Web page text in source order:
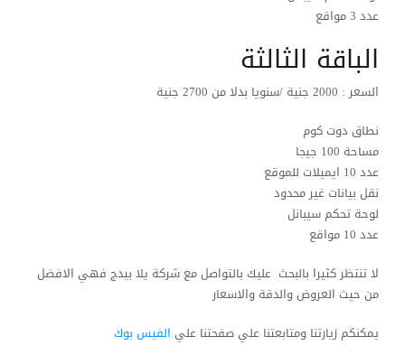
عدد 3 مواقع
الباقة الثالثة
السعر : 2000 جنية /سنويا بدلا من 2700 جنية
نطاق دوت كوم
مساحة 100 جيجا
عدد 10 ايميلات للموقع
نقل بيانات غير محدود
لوحة تحكم سيبانل
عدد 10 مواقع
لا تنتظر كثيرا بالبحث عليك بالتواصل مع شركة يلا بيدج فهي الافضل
من حيث العروض والدقة والاسعار
يمكنكم زيارتنا ومتابعتنا علي صفحتنا علي الفيس بوك